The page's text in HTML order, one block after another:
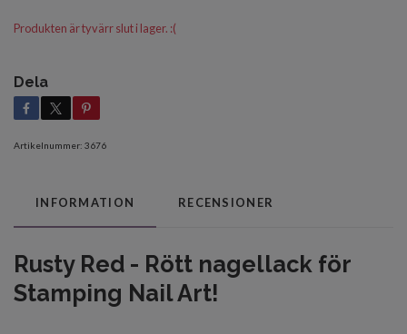
Produkten är tyvärr slut i lager. :(
Dela
Artikelnummer: 3676
INFORMATION RECENSIONER
Rusty Red - Rött nagellack för
Stamping Nail Art!